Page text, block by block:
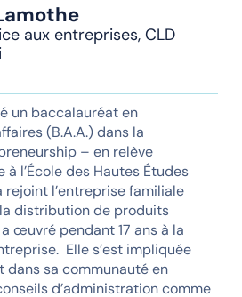
aux entreprises, CLD
un baccalauréat en
(B.A.A.) dans la
– en relève
l’École des Hautes Études
rejoint l’entreprise familiale
distribution de produits
œuvré pendant 17 ans à la
Elle s’est impliquée
dans sa communauté en
d’administration comme